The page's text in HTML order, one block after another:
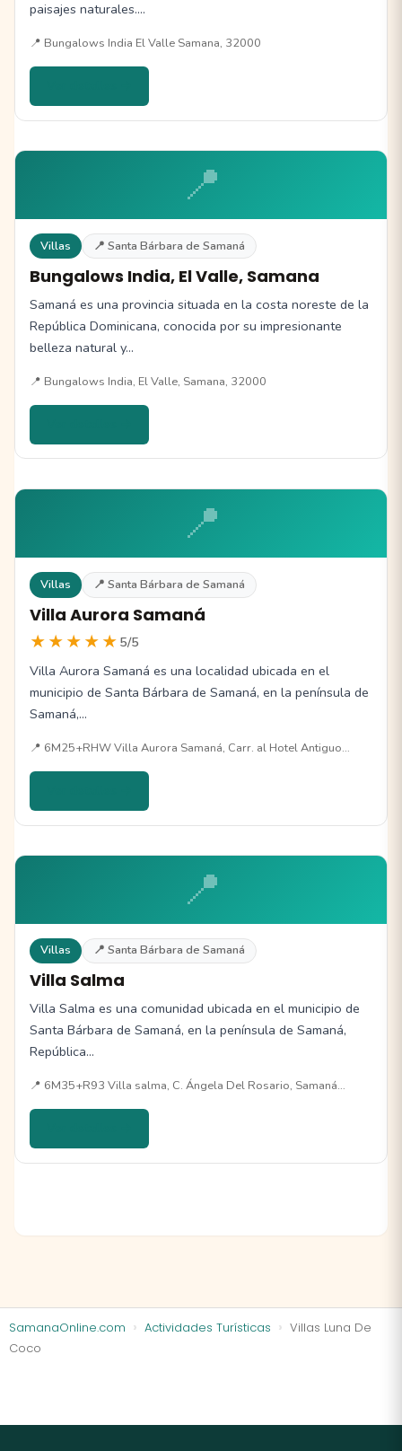
paisajes naturales.…
📍 Bungalows India El Valle Samana, 32000
📍
Villas 📍 Santa Bárbara de Samaná
Bungalows India, El Valle, Samana
Samaná es una provincia situada en la costa noreste de la
República Dominicana, conocida por su impresionante
belleza natural y…
📍 Bungalows India, El Valle, Samana, 32000
📍
Villas 📍 Santa Bárbara de Samaná
Villa Aurora Samaná
★★★★★ 5/5
Villa Aurora Samaná es una localidad ubicada en el
municipio de Santa Bárbara de Samaná, en la península de
Samaná,…
📍 6M25+RHW Villa Aurora Samaná, Carr. al Hotel Antiguo…
📍
Villas 📍 Santa Bárbara de Samaná
Villa Salma
Villa Salma es una comunidad ubicada en el municipio de
Santa Bárbara de Samaná, en la península de Samaná,
República…
📍 6M35+R93 Villa salma, C. Ángela Del Rosario, Samaná…
SamanaOnline.com Actividades Turísticas
Villas Luna De
Coco